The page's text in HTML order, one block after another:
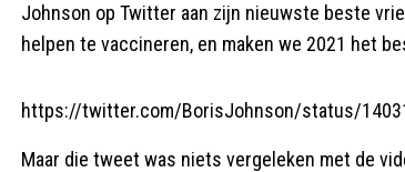
Johnson op Twitter aan zijn nieuwste beste
helpen te vaccineren, en maken we 2021 het
https://twitter.com/BorisJohnson/status/
Maar die tweet was niets vergeleken met de